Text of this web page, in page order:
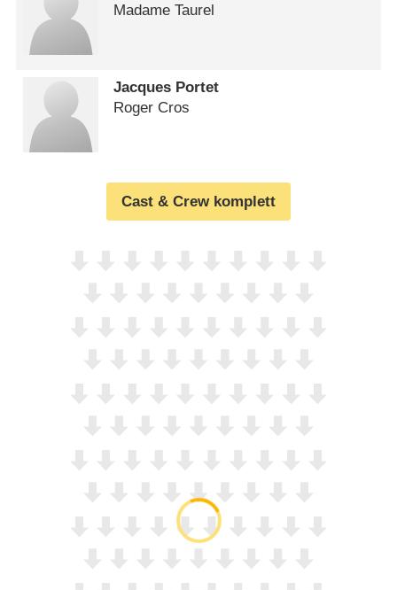
Madame Taurel
Jacques Portet
Roger Cros
Cast & Crew komplett